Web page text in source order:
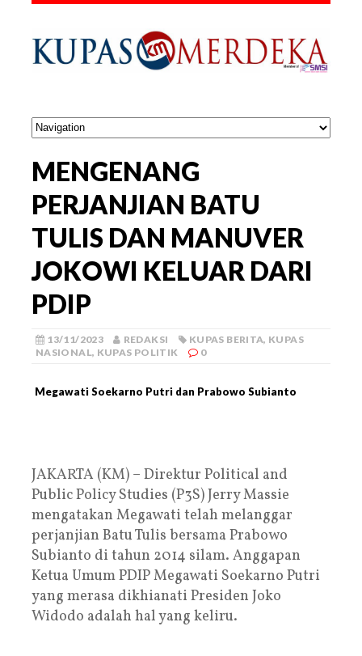
MENGENANG
PERJANJIAN BATU
TULIS DAN MANUVER
JOKOWI KELUAR DARI
PDIP
13/11/2023 REDAKSI KUPAS BERITA, KUPAS
NASIONAL, KUPAS POLITIK 0
Megawati Soekarno Putri dan Prabowo Subianto
JAKARTA (KM) – Direktur Political and
Public Policy Studies (P3S) Jerry Massie
mengatakan Megawati telah melanggar
perjanjian Batu Tulis bersama Prabowo
Subianto di tahun 2014 silam. Anggapan
Ketua Umum PDIP Megawati Soekarno Putri
yang merasa dikhianati Presiden Joko
Widodo adalah hal yang keliru.